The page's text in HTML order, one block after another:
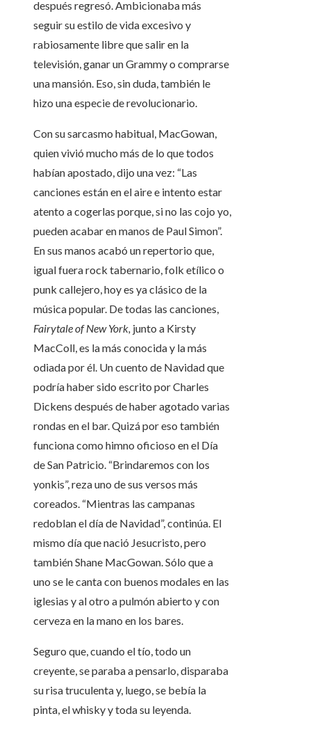
después regresó. Ambicionaba más
seguir su estilo de vida excesivo y
rabiosamente libre que salir en la
televisión, ganar un Grammy o comprarse
una mansión. Eso, sin duda, también le
hizo una especie de revolucionario.
Con su sarcasmo habitual, MacGowan,
quien vivió mucho más de lo que todos
habían apostado, dijo una vez: “Las
canciones están en el aire e intento estar
atento a cogerlas porque, si no las cojo yo,
pueden acabar en manos de Paul Simon”.
En sus manos acabó un repertorio que,
igual fuera rock tabernario, folk etílico o
punk callejero, hoy es ya clásico de la
música popular. De todas las canciones,
Fairytale of New York, junto a Kirsty
MacColl, es la más conocida y la más
odiada por él. Un cuento de Navidad que
podría haber sido escrito por Charles
Dickens después de haber agotado varias
rondas en el bar. Quizá por eso también
funciona como himno oficioso en el Día
de San Patricio. “Brindaremos con los
yonkis”, reza uno de sus versos más
coreados. “Mientras las campanas
redoblan el día de Navidad”, continúa. El
mismo día que nació Jesucristo, pero
también Shane MacGowan. Sólo que a
uno se le canta con buenos modales en las
iglesias y al otro a pulmón abierto y con
cerveza en la mano en los bares.
Seguro que, cuando el tío, todo un
creyente, se paraba a pensarlo, disparaba
su risa truculenta y, luego, se bebía la
pinta, el whisky y toda su leyenda.